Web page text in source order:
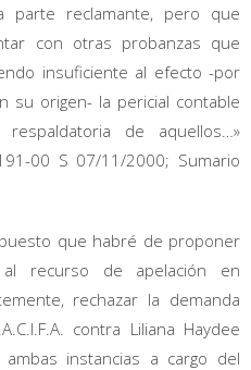
reclamante, pero que
con otras probanzas que
insuficiente al efecto -por
su origen- la pericial contable
de aquellos…»
00 S 07/11/2000; Sumario
que habré de proponer
recurso de apelación en
rechazar la demanda
contra Liliana Haydee
instancias a cargo del